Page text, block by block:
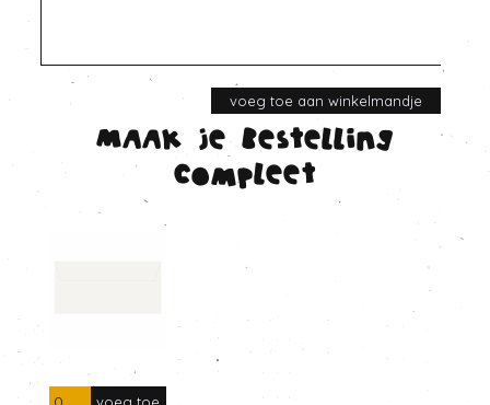
Maak je bestelling
compleet